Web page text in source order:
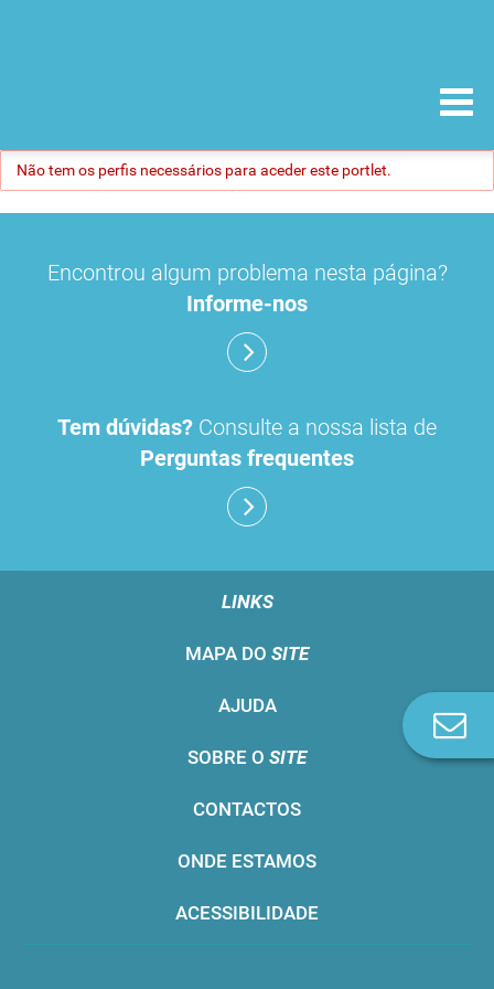
Não tem os perfis necessários para aceder este portlet.
Encontrou algum problema nesta página?
Informe-nos
Tem dúvidas? Consulte a nossa lista de
Perguntas frequentes
LINKS
MAPA DO SITE
AJUDA
SOBRE O SITE
CONTACTOS
ONDE ESTAMOS
ACESSIBILIDADE